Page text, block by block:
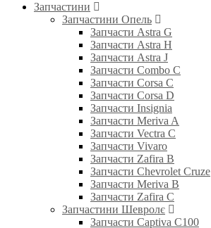
Запчастини
Запчастини Опель
Запчасти Astra G
Запчасти Astra H
Запчасти Astra J
Запчасти Combo C
Запчасти Corsa C
Запчасти Corsa D
Запчасти Insignia
Запчасти Meriva A
Запчасти Vectra C
Запчасти Vivaro
Запчасти Zafira B
Запчасти Chevrolet Cruze
Запчасти Meriva B
Запчасти Zafira C
Запчастини Шевролє
Запчасти Captiva C100